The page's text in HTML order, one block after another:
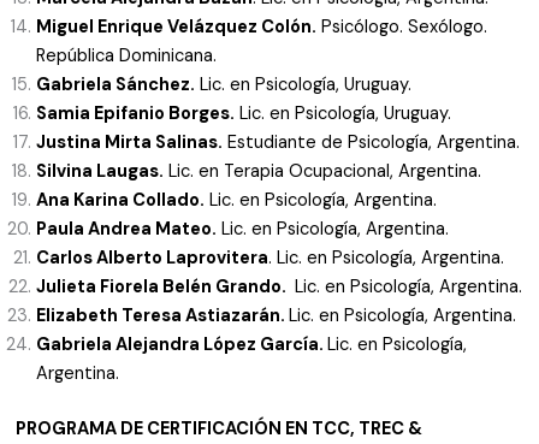
Miguel Enrique Velázquez Colón. Psicólogo. Sexólogo.
República Dominicana.
Gabriela Sánchez. Lic. en Psicología, Uruguay.
Samia Epifanio Borges. Lic. en Psicología, Uruguay.
Justina Mirta Salinas. Estudiante de Psicología, Argentina.
Silvina Laugas. Lic. en Terapia Ocupacional, Argentina.
Ana Karina Collado. Lic. en Psicología, Argentina.
Paula Andrea Mateo. Lic. en Psicología, Argentina.
Carlos Alberto Laprovitera. Lic. en Psicología, Argentina.
Julieta Fiorela Belén Grando. Lic. en Psicología, Argentina.
Elizabeth Teresa Astiazarán. Lic. en Psicología, Argentina.
Gabriela Alejandra López García. Lic. en Psicología,
Argentina.
PROGRAMA DE CERTIFICACIÓN EN TCC, TREC &